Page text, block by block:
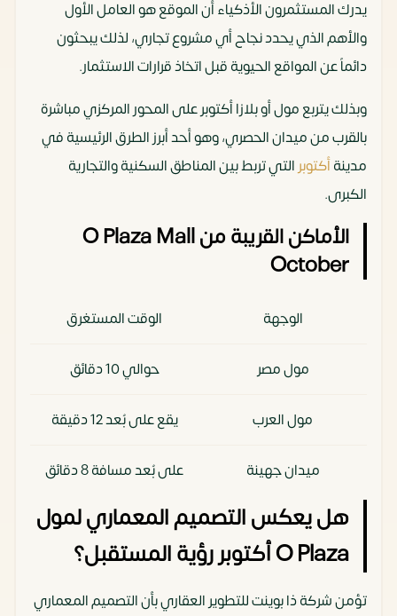
يدرك المستثمرون الأذكياء أن الموقع هو العامل الأول
والأهم الذي يحدد نجاح أي مشروع تجاري، لذلك يبحثون
دائماً عن المواقع الحيوية قبل اتخاذ قرارات الاستثمار.
وبذلك يتربع مول أو بلازا أكتوبر على المحور المركزي مباشرة
بالقرب من ميدان الحصري، وهو أحد أبرز الطرق الرئيسية في
مدينةأكتوبرالتي تربط بين المناطق السكنية والتجارية
الكبرى.
الأماكن القريبة من O Plaza Mall
October
الوجهة الوقت المستغرق
مول مصر حوالي 10 دقائق
مول العرب يقع على بُعد 12 دقيقة
ميدان جهينة على بُعد مسافة 8 دقائق
مدينة الشيخ زايد على بُعد 15 دقيقة
طريق الإسكندرية
الصحراوي
يسهل الوصول إليها في
12 دقيقة
هل يعكس التصميم المعماري لمول
O Plaza أكتوبر رؤية المستقبل؟
تؤمن شركة ذا بوينت للتطوير العقاري بأن التصميم المعماري